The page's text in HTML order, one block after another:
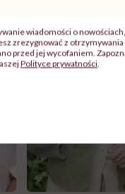
wiadomości o
zrezygnować z
przed jej wycofaniem.
Polityce prywatności.